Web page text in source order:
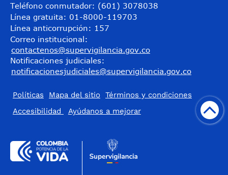
Teléfono conmutador: (601) 3078038
Línea gratuita: 01-8000-119703
Línea anticorrupción: 157
Correo institucional:
contactenos@supervigilancia.gov.co
Notificaciones judiciales:
notificacionesjudiciales@supervigilancia.gov.co
Políticas Mapa del sitio
Términos y condiciones
Accesibilidad
​Ayúdanos a mejorar